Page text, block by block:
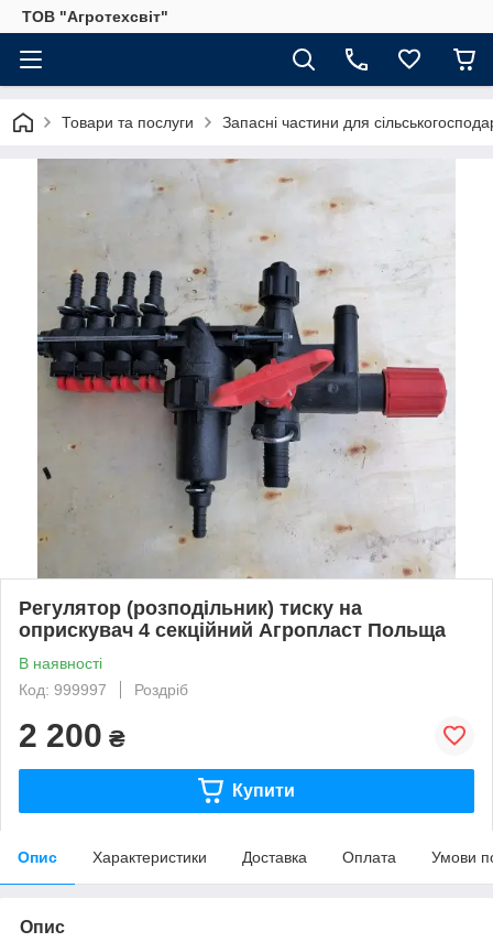
ТОВ "Агротехсвіт"
Товари та послуги Запасні частини для
Регулятор (розподільник) тиску на
оприскувач 4 секційний Агропласт Польща
В наявності
Код: 999997
Роздріб
2 200 ₴
Купити
Опис Характеристики Доставка Оплата Умови
Опис